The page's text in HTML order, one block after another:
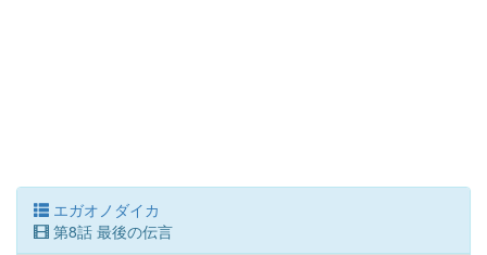
エガオノダイカ
第8話 最後の伝言